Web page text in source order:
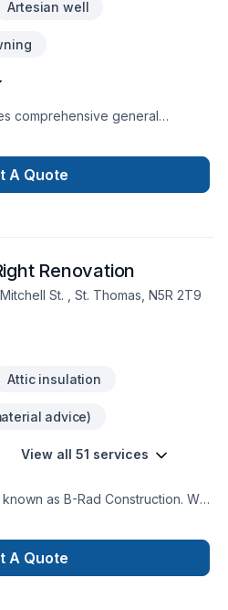
Artesian well
comprehensive general
We streamline the
your project is delivered
and exactly to your
A Quote
Renovation
St. , St. Thomas, N5R 2T9
Attic insulation
advice)
View all 51 services
as B-Rad Construction. We
tiling installations. We
bathroom remodeling we do
we do apartment clean outs
A Quote